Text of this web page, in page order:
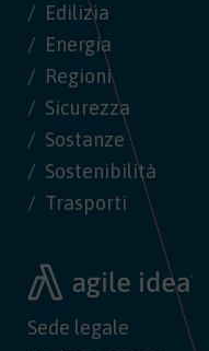
Edilizia
Energia
Regioni
Sicurezza
Sostanze
Sostenibilità
Trasporti
Sede legale